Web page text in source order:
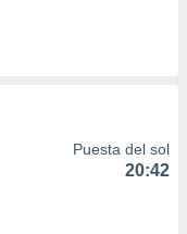
Puesta del sol
20:42